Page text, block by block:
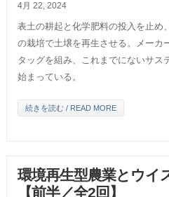
4月 22, 2024
表土の耕起と化学肥料の投入を止め
の栽培で土壌を再生させる。メーカ
タッグを組み、これまでにないサス
始まっている。
続きを読む / READ MORE
環境再生型農業とウイ
【前半／全2回】